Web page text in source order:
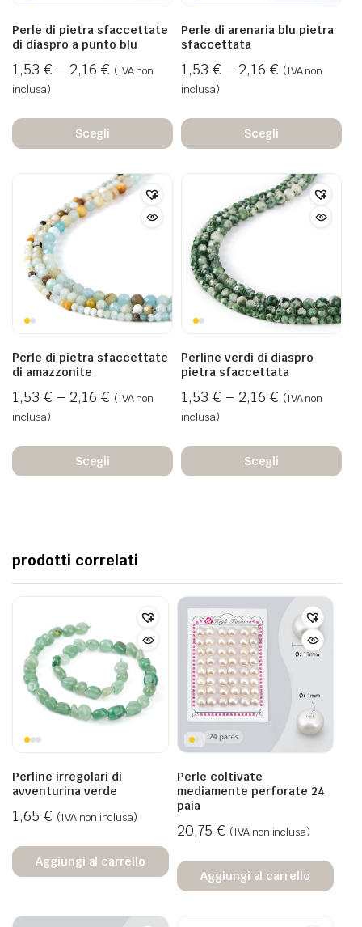
Perle di pietra sfaccettate
di diaspro a punto blu
1,53 € – 2,16 € (IVA non
inclusa)
Scegli
Perle di arenaria blu pietra
sfaccettata
1,53 € – 2,16 € (IVA non
inclusa)
Scegli
Perle di pietra sfaccettate
di amazzonite
1,53 € – 2,16 € (IVA non
inclusa)
Scegli
Perline verdi di diaspro
pietra sfaccettata
1,53 € – 2,16 € (IVA non
inclusa)
Scegli
prodotti correlati
Perline irregolari di
avventurina verde
1,65 € (IVA non inclusa)
Aggiungi al carrello
Perle coltivate
mediamente perforate 24
paia
20,75 € (IVA non inclusa)
Aggiungi al carrello